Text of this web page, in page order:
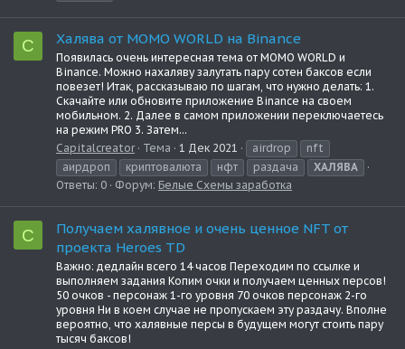
C Халява от MOMO WORLD на Binance
Появилась очень интересная тема от MOMO WORLD и
Binance. Можно нахаляву залутать пару сотен баксов если
повезет! Итак, рассказываю по шагам, что нужно делать: 1.
Скачайте или обновите приложение Binance на своем
мобильном. 2. Далее в самом приложении переключаетесь
на режим PRO 3. Затем...
Capitalcreator
Тема 1 Дек 2021 airdrop
nft
аирдроп
криптовалюта нфт раздача
ХАЛЯВА
Ответы: 0
Форум: Белые Схемы заработка
C
Получаем халявное и очень ценное NFT от
проекта Heroes TD
Важно: дедлайн всего 14 часов Переходим по ссылке и
выполняем задания Копим очки и получаем ценных персов!
50 очков - персонаж 1-го уровня 70 очков персонаж 2-го
уровня Ни в коем случае не пропускаем эту раздачу. Вполне
вероятно, что халявные персы в будущем могут стоить пару
тысяч баксов!